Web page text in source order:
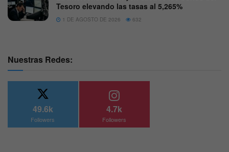
Tesoro elevando las tasas al 5,265%
1 DE AGOSTO DE 2026 632
Nuestras Redes:
49.6k
Followers
4.7k
Followers